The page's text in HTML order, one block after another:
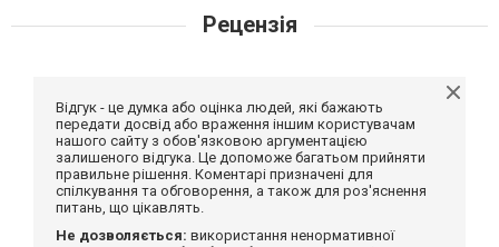
Рецензія
Відгук - це думка або оцінка людей, які бажають
передати досвід або враження іншим користувачам
нашого сайту з обов'язковою аргументацією
залишеного відгука. Це допоможе багатьом прийняти
правильне рішення. Коментарі призначені для
спілкування та обговорення, а також для роз'яснення
питань, що цікавлять.
Не дозволяється: використання ненормативної